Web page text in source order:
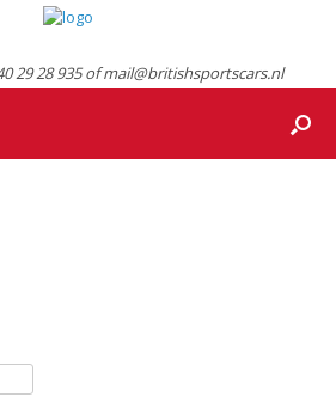
29 28 935 of mail@britishsportscars.nl